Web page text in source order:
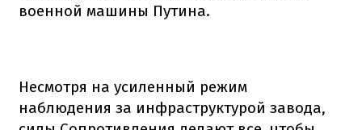
военной машины Путина.
Несмотря на усиленный режим
наблюдения за инфраструктурой завода,